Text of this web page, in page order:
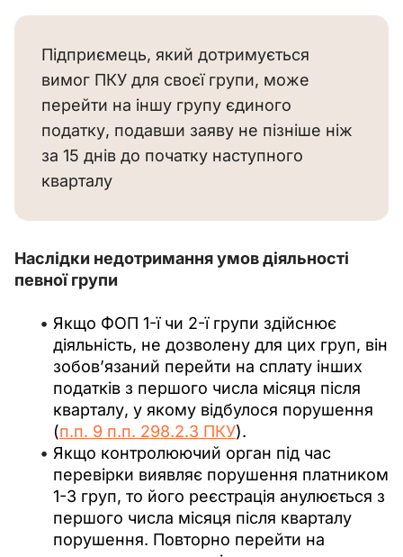
Підприємець, який дотримується
вимог ПКУ для своєї групи, може
перейти на іншу групу єдиного
податку, подавши заяву не пізніше ніж
за 15 днів до початку наступного
кварталу
Наслідки недотримання умов діяльності
певної групи
Якщо ФОП 1-ї чи 2-ї групи здійснює
діяльність, не дозволену для цих груп, він
зобов’язаний перейти на сплату інших
податків з першого числа місяця після
кварталу, у якому відбулося порушення
(п.п. 9 п.п. 298.2.3 ПКУ).
Якщо контролюючий орган під час
перевірки виявляє порушення платником
1-3 груп, то його реєстрація анулюється з
першого числа місяця після кварталу
порушення. Повторно перейти на